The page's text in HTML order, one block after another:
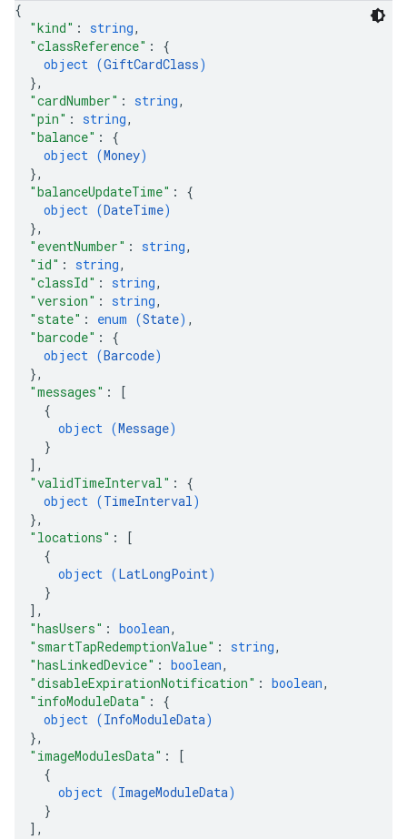
{
"kind" : string,
"classReference" : {
object (GiftCardClass)
},
"cardNumber" : string,
"pin" : string,
"balance" : {
object (Money)
},
"balanceUpdateTime" : {
object (DateTime)
},
"eventNumber" : string,
"id" : string,
"classId" : string,
"version" : string,
"state" : enum (State) ,
"barcode" : {
object (Barcode)
},
"messages" :
[
{
object (Message)
}
] ,
"validTimeInterval" : {
object (TimeInterval)
},
"locations" :
[
{
object (LatLongPoint)
}
] ,
"hasUsers" : boolean,
"smartTapRedemptionValue" : string,
"hasLinkedDevice" : boolean,
"disableExpirationNotification" : boolean,
"infoModuleData" : {
object (InfoModuleData)
},
"imageModulesData" :
[
{
object (ImageModuleData)
}
] ,